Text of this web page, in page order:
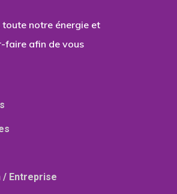
toute notre énergie et
faire afin de vous
Entreprise